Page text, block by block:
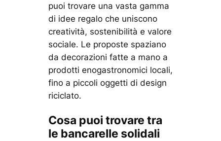
puoi trovare una vasta gamma
di idee regalo che uniscono
creatività, sostenibilità e valore
sociale. Le proposte spaziano
da decorazioni fatte a mano a
prodotti enogastronomici locali,
fino a piccoli oggetti di design
riciclato.
Cosa puoi trovare tra
le bancarelle solidali